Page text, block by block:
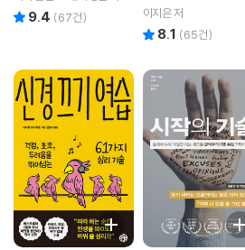
9.4 (67건) 이지은 저
8.1 (65건)